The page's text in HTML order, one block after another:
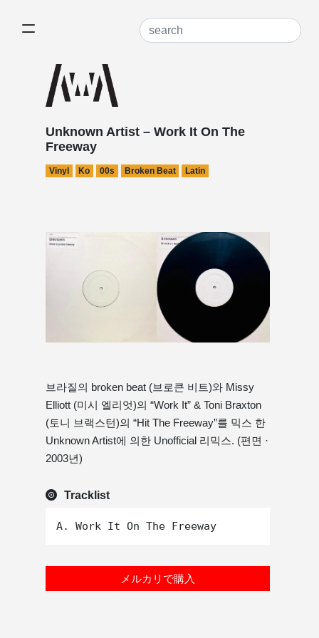
Unknown Artist – Work It On The
Freeway
Vinyl Ko 00s Broken Beat Latin
브라질의 broken beat (브로큰 비트)와 Missy
Elliott (미시 엘리엇)의 “Work It” & Toni Braxton
(토니 브랙스턴)의 “Hit The Freeway”를 믹스 한
Unknown Artist에 의한 Unofficial 리믹스. (편면 ·
2003년)
Tracklist
メルカリで購入